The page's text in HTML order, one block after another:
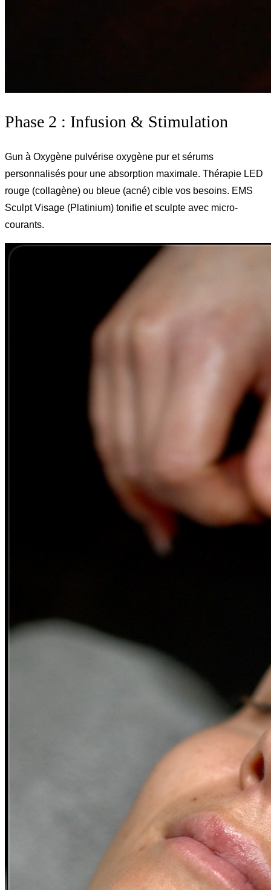
Phase 2 : Infusion & Stimulation
Gun à Oxygène pulvérise oxygène pur et sérums
personnalisés pour une absorption maximale. Thérapie LED
rouge (collagène) ou bleue (acné) cible vos besoins. EMS
Sculpt Visage (Platinium) tonifie et sculpte avec micro-
courants.